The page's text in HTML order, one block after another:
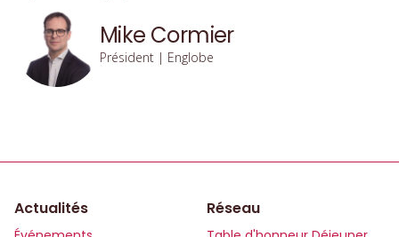
Mike Cormier
Président | Englobe
Actualités Réseau